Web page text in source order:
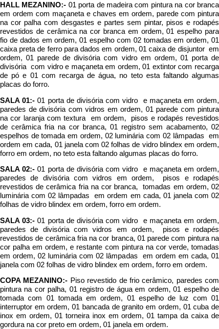
HALL MEZANINO:- 01 porta de madeira com pintura na cor branca
em ordem com maçaneta e chaves em ordem, parede com pintura
na cor palha com desgastes e partes sem pintar, pisos e rodapés
revestidos de cerâmica na cor branca em ordem, 01 espelho para
fio de dados em ordem, 01 espelho com 02 tomadas em ordem, 01
caixa preta de ferro para dados em ordem, 01 caixa de disjuntor em
ordem, 01 parede de divisória com vidro em ordem, 01 porta de
divisória com vidro e maçaneta em ordem, 01 extintor com recarga
de pó e 01 com recarga de água, no teto esta faltando algumas
placas do forro.
SALA 01:- 01 porta de divisória com vidro e maçaneta em ordem,
paredes de divisória com vidros em ordem, 01 parede com pintura
na cor laranja com textura em ordem, pisos e rodapés revestidos
de cerâmica fria na cor branca, 01 registro sem acabamento, 02
espelhos de tomada em ordem, 02 luminária com 02 lâmpadas em
ordem em cada, 01 janela com 02 folhas de vidro blindex em ordem,
forro em ordem, no teto esta faltando algumas placas do forro.
SALA 02:- 01 porta de divisória com vidro e maçaneta em ordem,
paredes de divisória com vidros em ordem, pisos e rodapés
revestidos de cerâmica fria na cor branca, tomadas em ordem, 02
luminária com 02 lâmpadas em ordem em cada, 01 janela com 02
folhas de vidro blindex em ordem, forro em ordem.
SALA 03:- 01 porta de divisória com vidro e maçaneta em ordem,
paredes de divisória com vidros em ordem, pisos e rodapés
revestidos de cerâmica fria na cor branca, 01 parede com pintura na
cor palha em ordem, e restante com pintura na cor verde, tomadas
em ordem, 02 luminária com 02 lâmpadas em ordem em cada, 01
janela com 02 folhas de vidro blindex em ordem, forro em ordem.
COPA MEZANINO:- Piso revestido de frio cerâmico, paredes com
pintura na cor palha, 01 registro de água em ordem, 01 espelho de
tomada com 01 tomada em ordem, 01 espelho de luz com 01
interruptor em ordem, 01 bancada de granito em ordem, 01 cuba de
inox em ordem, 01 torneira inox em ordem, 01 tampa da caixa de
gordura na cor preto em ordem, 01 janela em ordem.